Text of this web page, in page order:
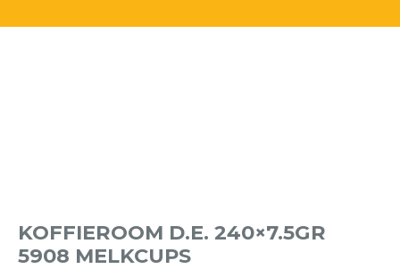
KOFFIEROOM D.E. 240×7.5GR
5908 MELKCUPS